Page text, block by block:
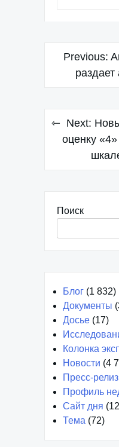
Навигация
Previous:
Next:
оценку
Поиск
Блог (1 832)
Документы
Досье (17)
Колонка
Новости (4
Пресс-
Профиль
Сайт дня
Тема (72)